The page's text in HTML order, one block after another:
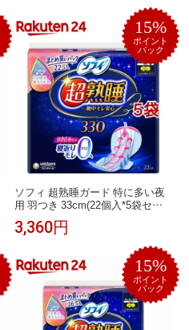
15%
ポイント
バック
ソフィ 超熟睡ガード 特に多い夜
用 羽つき 33cm(22個入*5袋セッ
ト)【ソフィ超熟睡ガード】
3,360円
15%
ポイント
バック